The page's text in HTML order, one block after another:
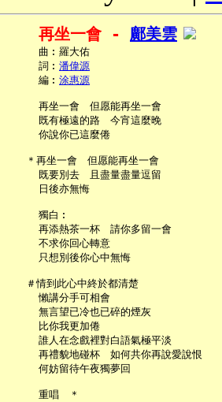
再坐一會 - 鄺美雲
     曲︰羅大佑
     詞︰
潘偉源
     編︰
涂惠源
     再坐一會　但愿能再坐一會
     既有極遠的路　今宵這麼晚
     你說你已這麼倦
   ＊再坐一會　但愿能再坐一會
     既要別去　且盡量盡量逗留
     日後亦無悔
     獨白︰
     再添熱茶一杯　請你多留一會
     不求你回心轉意
     只想別後你心中無悔
   ＃情到此心中終於都清楚
     懶講分手可相會
     無言望已冷也已碎的煙灰
     比你我更加倦
     誰人在念戲裡對白語氣極平淡
     再禮貌地碰杯　如何共你再說愛說恨
     何妨留待午夜獨夢回
     重唱　＊